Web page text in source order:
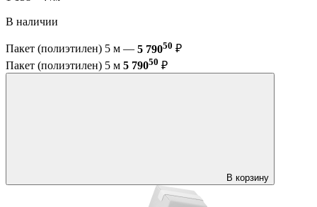
В наличии
Пакет (полиэтилен) 5 м — 5 79050 ₽
Пакет (полиэтилен) 5 м 5 79050 ₽
В корзину